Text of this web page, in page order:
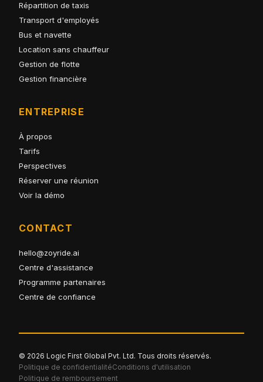
Répartition de taxis
Transport d'employés
Bus et navette
Location sans chauffeur
Gestion de flotte
Gestion financière
ENTREPRISE
À propos
Tarifs
Perspectives
Réserver une réunion
Voir la démo
CONTACT
hello@zoyride.ai
Centre d'assistance
Programme partenaires
Centre de confiance
© 2026 Logic First Global Pvt. Ltd. Tous droits réservés.
Politique de confidentialitéConditions d'utilisation
Politique de remboursement